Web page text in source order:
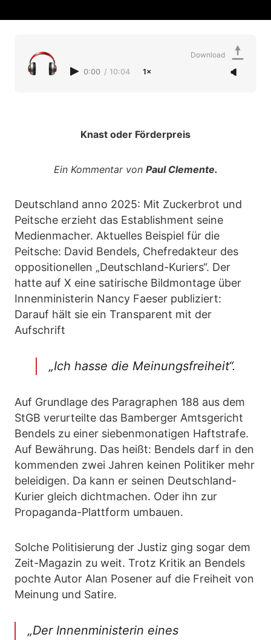
0:00 / 10:04 1×
Download
Knast oder Förderpreis
Ein Kommentar von Paul Clemente.
Deutschland anno 2025: Mit Zuckerbrot und
Peitsche erzieht das Establishment seine
Medienmacher. Aktuelles Beispiel für die
Peitsche: David Bendels, Chefredakteur des
oppositionellen „Deutschland-Kuriers“. Der
hatte auf X eine satirische Bildmontage über
Innenministerin Nancy Faeser publiziert:
Darauf hält sie ein Transparent mit der
Aufschrift
„Ich hasse die Meinungsfreiheit“.
Auf Grundlage des Paragraphen 188 aus dem
StGB verurteilte das Bamberger Amtsgericht
Bendels zu einer siebenmonatigen Haftstrafe.
Auf Bewährung. Das heißt: Bendels darf in den
kommenden zwei Jahren keinen Politiker mehr
beleidigen. Da kann er seinen Deutschland-
Kurier gleich dichtmachen. Oder ihn zur
Propaganda-Plattform umbauen.
Solche Politisierung der Justiz ging sogar dem
Zeit-Magazin zu weit. Trotz Kritik an Bendels
pochte Autor Alan Posener auf die Freiheit von
Meinung und Satire.
„Der Innenministerin eines